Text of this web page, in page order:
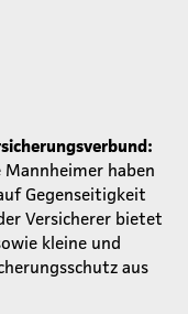
Mannheimer haben
Gegenseitigkeit
Versicherer bietet
kleine und
aus